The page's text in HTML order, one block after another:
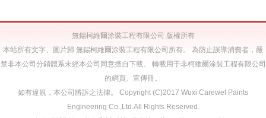
無錫柯維爾涂裝工程有限公司 版權所有
本站所有文字、圖片歸 無錫柯維爾涂裝工程有限公司所有。 為防止誤導消費者，嚴
禁非本公司分銷體系未經本公司同意擅自下載、 轉載用于非柯維爾涂裝工程有限公司
的網頁、宣傳冊。
如有違規，本公司將訴之法律。 Copyright (C)2017 Wuxi Carewel Paints
Engineering Co.,Ltd.All Rights Reserved.